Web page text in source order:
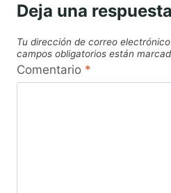
Deja una respuesta
Tu dirección de correo
campos obligatorios están
Comentario *